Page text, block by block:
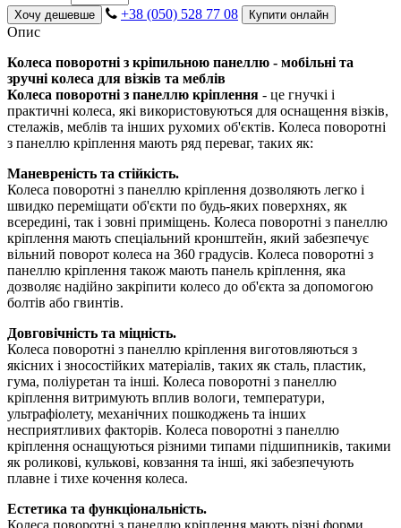
Хочу дешевше +38 (050) 528 77 08 Купити онлайн
Опис
Колеса поворотні з кріпильною панеллю - мобільні та
зручні колеса для візків та меблів
Колеса поворотні з панеллю кріплення - це гнучкі і
практичні колеса, які використовуються для оснащення візків,
стелажів, меблів та інших рухомих об'єктів. Колеса поворотні
з панеллю кріплення мають ряд переваг, таких як:
Маневреність та стійкість.
Колеса поворотні з панеллю кріплення дозволяють легко і
швидко переміщати об'єкти по будь-яких поверхнях, як
всередині, так і зовні приміщень. Колеса поворотні з панеллю
кріплення мають спеціальний кронштейн, який забезпечує
вільний поворот колеса на 360 градусів. Колеса поворотні з
панеллю кріплення також мають панель кріплення, яка
дозволяє надійно закріпити колесо до об'єкта за допомогою
болтів або гвинтів.
Довговічність та міцність.
Колеса поворотні з панеллю кріплення виготовляються з
якісних і зносостійких матеріалів, таких як сталь, пластик,
гума, поліуретан та інші. Колеса поворотні з панеллю
кріплення витримують вплив вологи, температури,
ультрафіолету, механічних пошкоджень та інших
несприятливих факторів. Колеса поворотні з панеллю
кріплення оснащуються різними типами підшипників, такими
як роликові, кулькові, ковзання та інші, які забезпечують
плавне і тихе кочення колеса.
Естетика та функціональність.
Колеса поворотні з панеллю кріплення мають різні форми,